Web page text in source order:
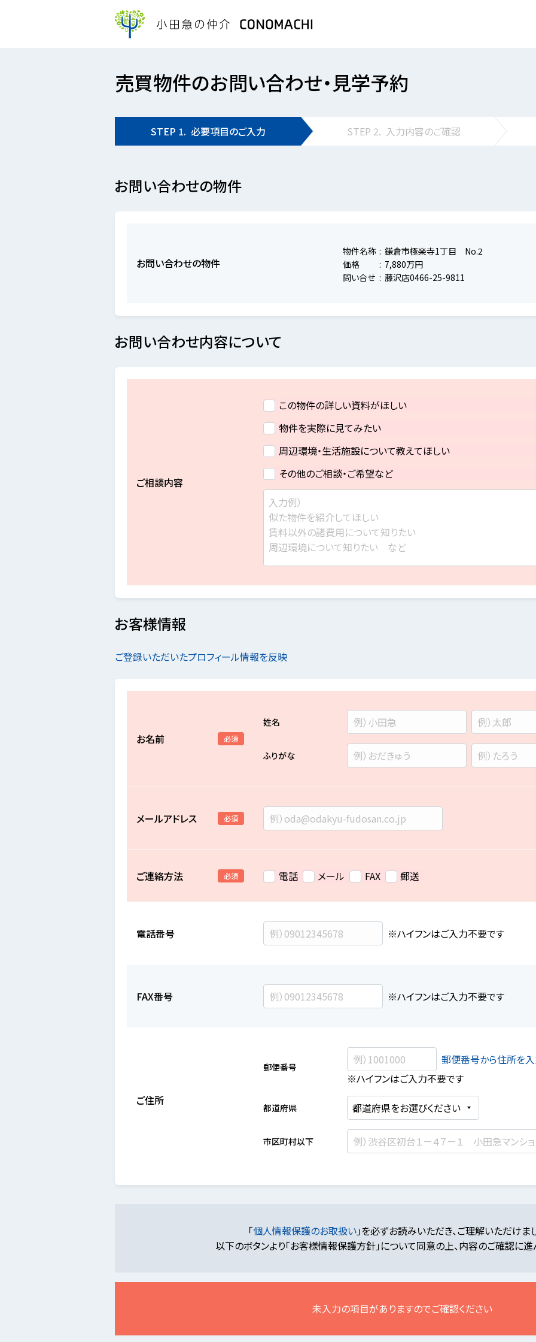
売買物件のお問い合わせ・見学予約
STEP 1. 必要項目のご入力 STEP 2. 入力内容のご確認
お問い合わせの物件
お問い合わせの物件
物件名称
鎌倉市極楽寺1丁目 No.2
価格
7,880万円
問い合せ
藤沢店0466-25-9811
お問い合わせ内容について
ご相談内容
この物件の詳しい資料がほしい
物件を実際に見てみたい
周辺環境・生活施設について教えてほしい
その他のご相談・ご希望など
お客様情報
ご登録いただいたプロフィール情報を反映
お名前 必須
姓名
ふりがな
メールアドレス 必須
ご連絡方法 必須 電話 メール FAX 郵送
電話番号 ※ハイフンはご入力不要です
FAX番号 ※ハイフンはご入力不要です
ご住所
郵便番号
郵便番号から住所を
※ハイフンはご入力不要です
都道府県
市区町村以下
「個人情報保護のお取扱い」を必ずお読みいただき、ご理解いただけま
以下のボタンより「お客様情報保護方針」について同意の上、内容のご確認に進
未入力の項目がありますのでご確認ください